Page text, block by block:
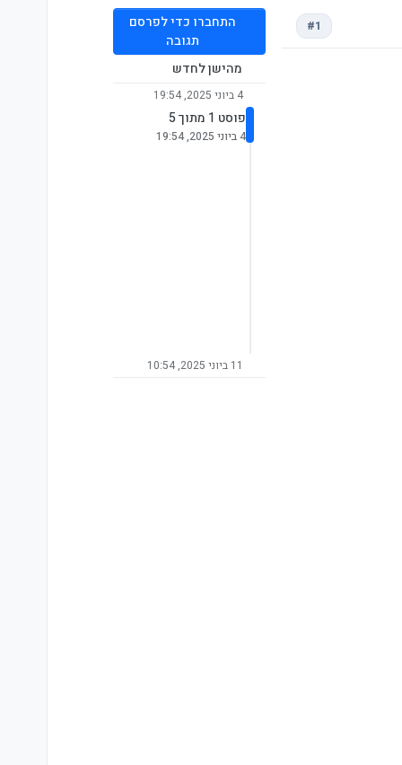
#1
התחברו כדי לפרסם
תגובה
מהישן לחדש
4 ביוני 2025, 19:54
פוסט 1 מתוך 5
4 ביוני 2025, 19:54
11 ביוני 2025, 10:54